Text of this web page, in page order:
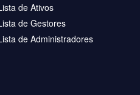
de Ativos
de Gestores
de Administradores